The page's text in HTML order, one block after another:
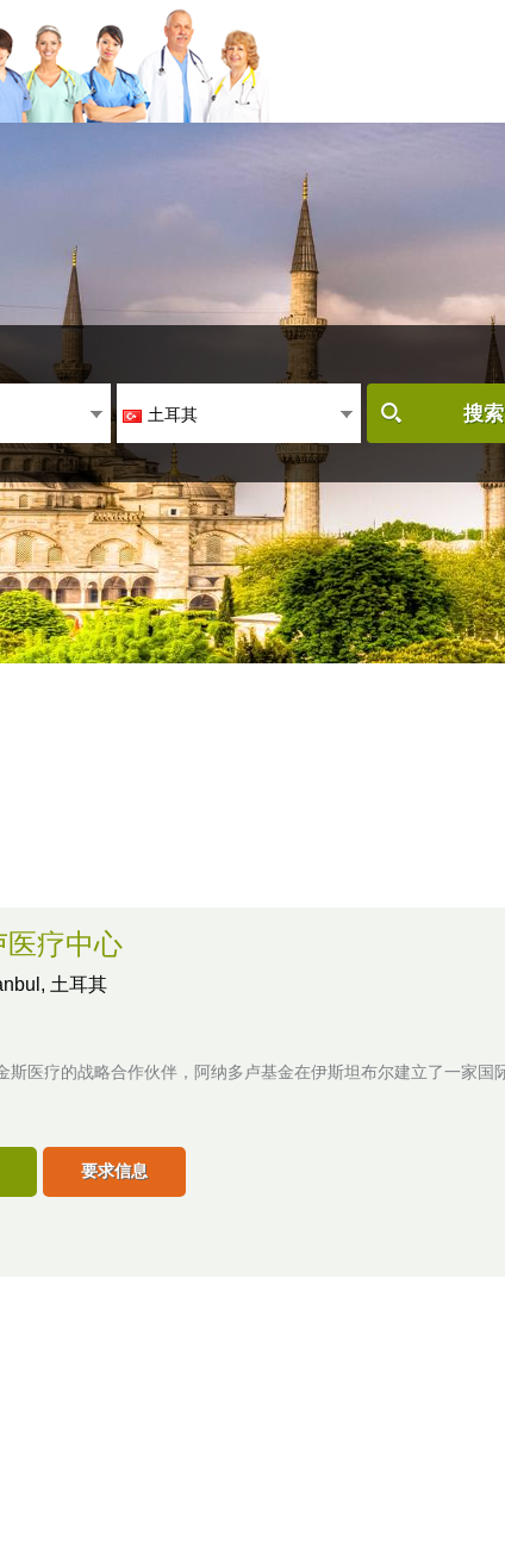
土耳其 搜
疗中心
土耳其
斯医疗的战略合作伙伴，阿纳多卢基金在伊斯坦布尔建立了一家国
要求信息